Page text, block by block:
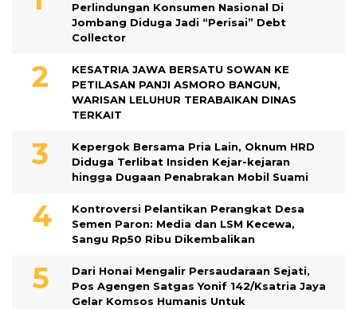
Perlindungan Konsumen Nasional Di
Jombang Diduga Jadi “Perisai” Debt
Collector
KESATRIA JAWA BERSATU SOWAN KE
PETILASAN PANJI ASMORO BANGUN,
WARISAN LELUHUR TERABAIKAN DINAS
TERKAIT
Kepergok Bersama Pria Lain, Oknum HRD
Diduga Terlibat Insiden Kejar-kejaran
hingga Dugaan Penabrakan Mobil Suami
Kontroversi Pelantikan Perangkat Desa
Semen Paron: Media dan LSM Kecewa,
Sangu Rp50 Ribu Dikembalikan
Dari Honai Mengalir Persaudaraan Sejati,
Pos Agengen Satgas Yonif 142/Ksatria Jaya
Gelar Komsos Humanis Untuk